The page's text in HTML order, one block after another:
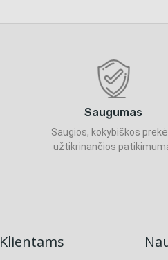
Saugumas
Saugios, kokybiškos
užtikrinančios
Klientams